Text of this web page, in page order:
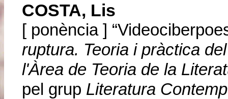
COSTA, Lis
[ ponència ]
ruptura. Teoria i pràctica
l'Àrea de Teoria de la
pel grup Literatura